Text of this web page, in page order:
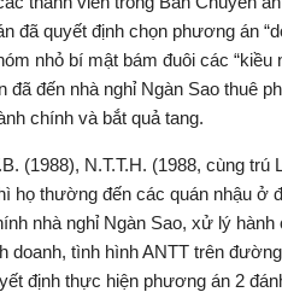
đã quyết định chọn phương án
nhỏ bí mật bám đuôi các
đã đến nhà nghỉ Ngàn Sao thuê
chính và bắt quả tang.
(1988), N.T.T.H. (1988, cùng
họ thường đến các quán nhậu ở
nhà nghỉ Ngàn Sao, xử lý
doanh, tình hình ANTT trên
định thực hiện phương án 2